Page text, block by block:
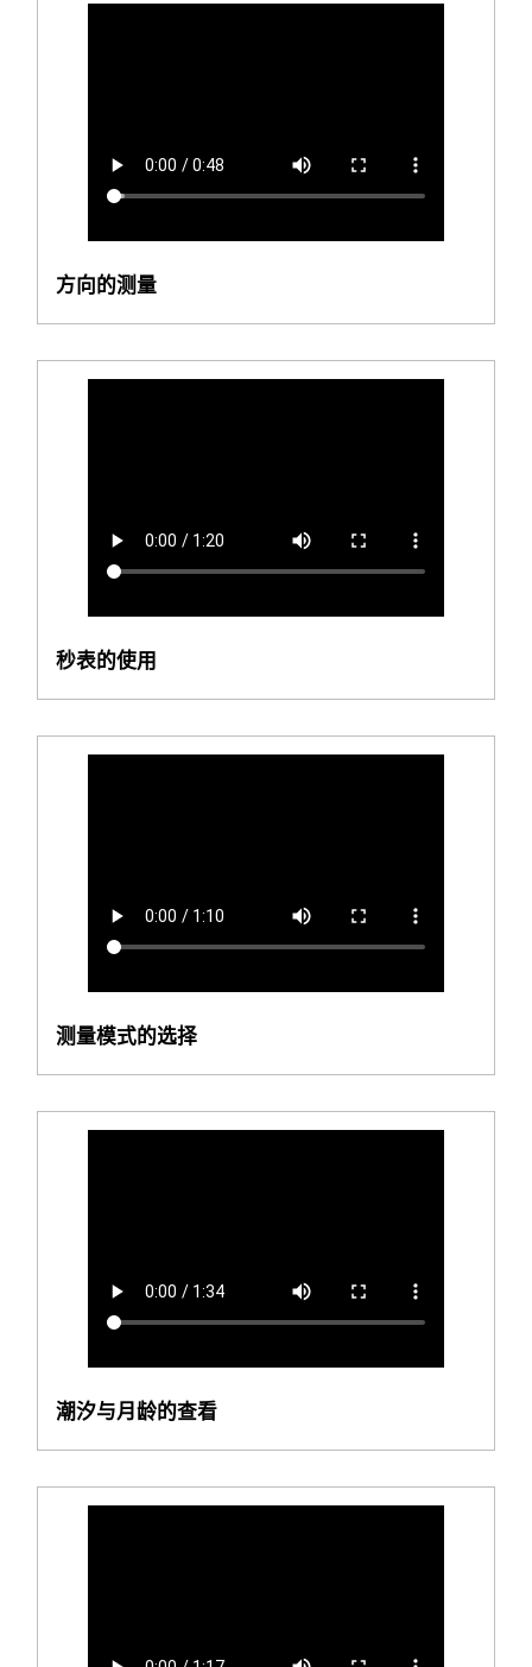
方向的测量
秒表的使用
测量模式的选择
潮汐与月龄的查看